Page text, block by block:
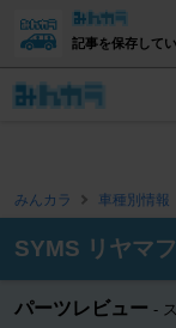
記事を保存して
みんカラ 車種別情報
SYMS リヤマ
パーツレビュー